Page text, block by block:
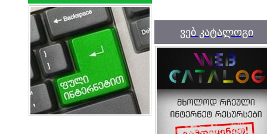
ვებ კატალოგი